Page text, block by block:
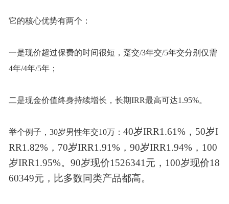
它的核心优势有两个：
一是现价超过保费的时间很短，趸交/3年交/5年交分别仅需
4年/4年/5年；
二是现金价值终身持续增长，长期IRR最高可达1.95%。
举个例子， 30岁男性年交10万： 40岁IRR1.61%，50岁I
RR1.82%，70岁IRR1.91%，90岁IRR1.94%，100
岁IRR1.95%。90岁现价1526341元，100岁现价18
60349元，比多数同类产品都高。